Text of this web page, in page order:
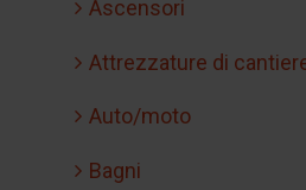
Ascensori
Attrezzature di
Auto/moto
Bagni